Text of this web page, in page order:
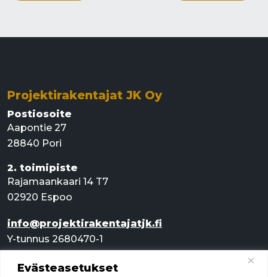
Evästeasetukset
Projektirakentajat JK Oy
Postiosoite
Aapontie 27
28840 Pori
2. toimipiste
Rajamaankaari 14 T7
02920 Espoo
info@projektirakentajatjk.fi
Y-tunnus 2680470-1
Pikalinkit